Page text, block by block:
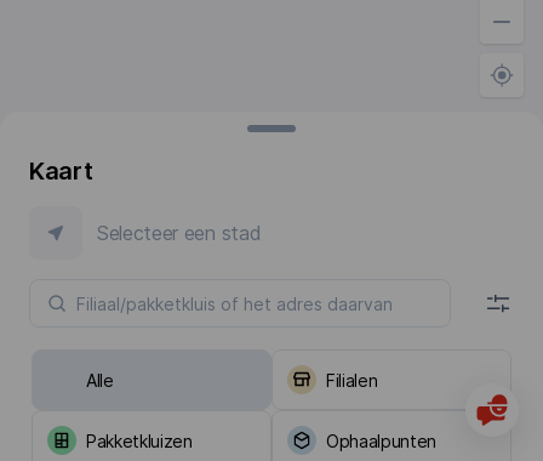
Kaart
Selecteer een stad
Alle Filialen
Pakketkluizen Ophaalpunten